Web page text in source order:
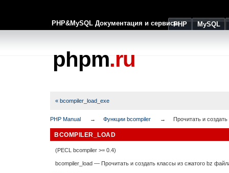
PHP&MySQL Документация и сервисыPHP MySQL
phpm.ru
« bcompiler_load_exe
PHP Manual Функции bcompiler Прочитать и
BCOMPILER_LOAD
(PECL bcompiler >= 0.4)
bcompiler_load — Прочитать и создать классы из сжатого bz